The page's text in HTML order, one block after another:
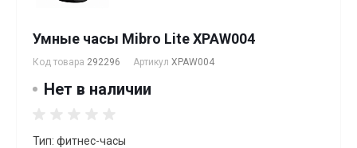
Умные часы Mibro Lite XPAW004
Код товара 292296 Артикул XPAW004
Нет в наличии
Тип: фитнес-часы